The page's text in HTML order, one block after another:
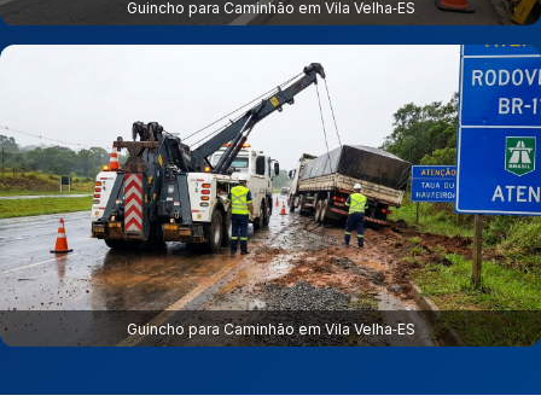
Guincho para Caminhão em Vila Velha‑ES
Guincho para Caminhão em Vila Velha‑ES